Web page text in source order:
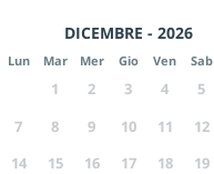
DICEMBRE - 2026
Lun Mar Mer Gio Ven Sab
1 2 3 4 5
7
8 9 10 11 12
14
15 16 17 18 19